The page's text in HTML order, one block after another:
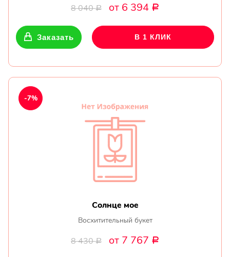
8 040Р от 6 394 Р
Заказать В 1 КЛИК
Солнце мое
Восхитительный букет
8 430Р от 7 767 Р
-7%